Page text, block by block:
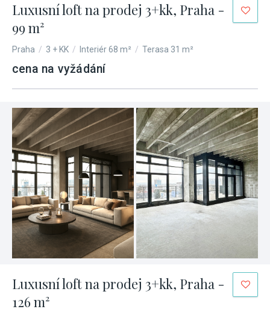
Luxusní loft na prodej 3+kk, Praha -
99 m²
Praha / 3 + KK / Interiér 68 m² / Terasa 31 m²
cena na vyžádání
Luxusní loft na prodej 3+kk, Praha -
126 m²